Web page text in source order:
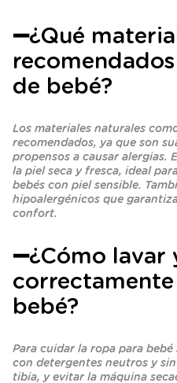
➖¿Qué
de bebé?
Los materiales naturales
recomendados, ya que son
propensos a causar alergias.
la piel seca y fresca, ideal
bebés con piel sensible.
hipoalergénicos que
confort.
➖¿Cómo lavar
bebé?
Para cuidar la ropa para bebé
con detergentes neutros y
tibia, y evitar la máquina